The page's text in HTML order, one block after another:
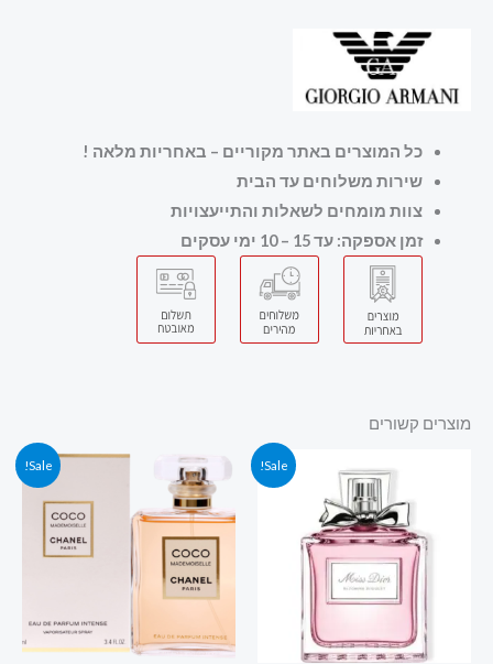
כל המוצרים באתר מקוריים – באחריות מלאה !
שירות משלוחים עד הבית
צוות מומחים לשאלות והתייעצויות
זמן אספקה: עד 15 – 10 ימי עסקים
מוצרים קשורים
Sale!
המקורי
היה:
469.00 ₪.
הנוכחי
הוא:
389.00 ₪.
Sale!
המחיר
היה:
800.00 ₪.
המחיר
749.00 ₪.